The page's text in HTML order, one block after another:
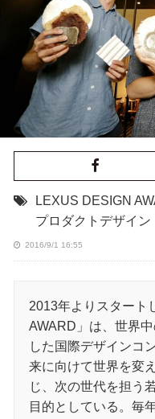
LEXUS DESIGN
プロダクトデザイン
2016/9/1 16:55
2013年よりスタート
AWARD」は、世界
した国際デザインコ
来に向けて世界を変
じ、次の世代を担う
目的としている。毎